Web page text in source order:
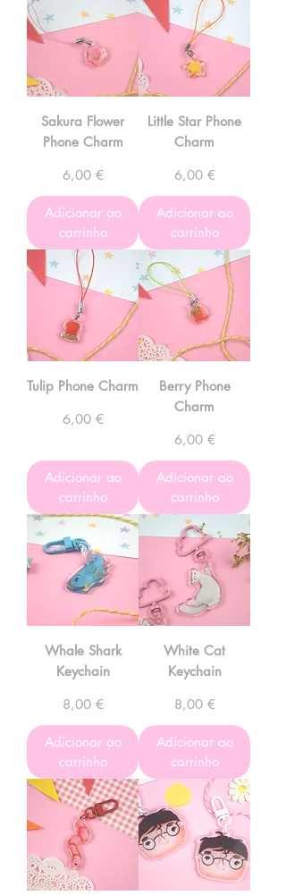
Sakura Flower
Phone Charm
Preço
6,00 €
Adicionar ao
carrinho
Little Star Phone
Charm
Preço
6,00 €
Adicionar ao
carrinho
Tulip Phone Charm
Preço
6,00 €
Adicionar ao
carrinho
Berry Phone
Charm
Preço
6,00 €
Adicionar ao
carrinho
Whale Shark
Keychain
Preço
8,00 €
Adicionar ao
carrinho
White Cat
Keychain
Preço
8,00 €
Adicionar ao
carrinho